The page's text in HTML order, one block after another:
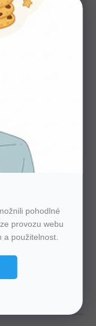
pohodlné
provozu webu
a použitelnost.
a se vším
100%
jádrem
pro děti v růstu,
120 Kg
Doprava